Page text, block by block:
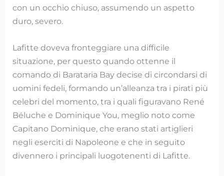
con un occhio chiuso, assumendo un aspetto
duro, severo.
Lafitte doveva fronteggiare una difficile
situazione, per questo quando ottenne il
comando di Barataria Bay decise di circondarsi di
uomini fedeli, formando un’alleanza tra i pirati più
celebri del momento, tra i quali figuravano René
Béluche e Dominique You, meglio noto come
Capitano Dominique, che erano stati artiglieri
negli eserciti di Napoleone e che in seguito
divennero i principali luogotenenti di Lafitte.